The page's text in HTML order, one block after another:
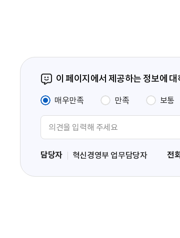
이 페이지에서 제공하는 정보에
매우만족 만족 보통
력
담당자 혁신경영부 업무담당자 전